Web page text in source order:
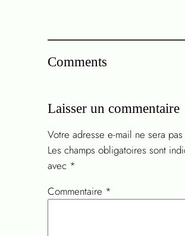
Comments
Laisser un commentaire
Votre adresse e-mail ne sera
Les champs obligatoires sont
avec *
Commentaire *